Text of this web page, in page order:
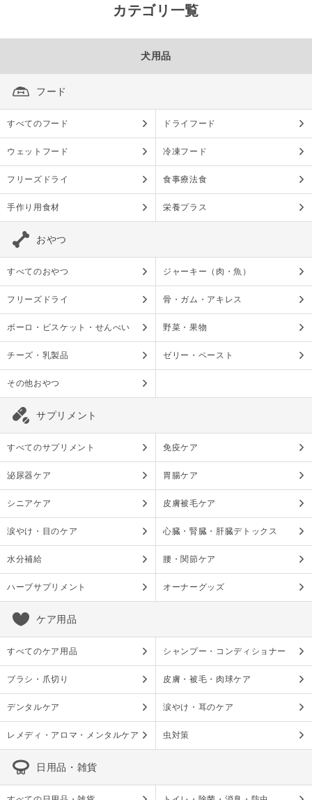
カテゴリ一覧
犬用品
フード
すべてのフード ドライフード
ウェットフード 冷凍フード
フリーズドライ 食事療法食
手作り用食材 栄養プラス
おやつ
すべてのおやつ ジャーキー（肉・魚）
フリーズドライ 骨・ガム・アキレス
ボーロ・ビスケット・せんべい 野菜・果物
チーズ・乳製品 ゼリー・ペースト
その他おやつ
サプリメント
すべてのサプリメント 免疫ケア
泌尿器ケア 胃腸ケア
シニアケア 皮膚被毛ケア
涙やけ・目のケア 心臓・腎臓・肝臓デトックス
水分補給 腰・関節ケア
ハーブサプリメント オーナーグッズ
ケア用品
すべてのケア用品 シャンプー・コンディショナー
ブラシ・爪切り 皮膚・被毛・肉球ケア
デンタルケア 涙やけ・耳のケア
レメディ・アロマ・メンタルケア 虫対策
日用品・雑貨